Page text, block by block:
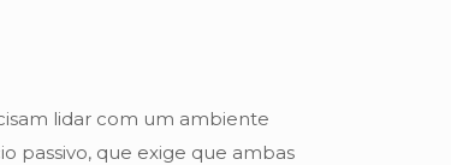
lidar com um ambiente
passivo, que exige que ambas